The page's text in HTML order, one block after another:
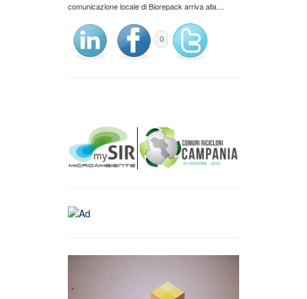
comunicazione locale di Biorepack arriva alla…
0